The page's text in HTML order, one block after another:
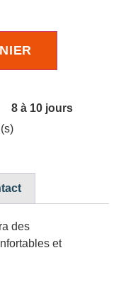
8 à 10 jours
des
et